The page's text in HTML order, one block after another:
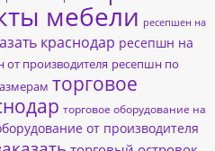
мебели ресепшен на
краснодар ресепшн на
от производителя ресепшн по
торговое
торговое оборудование на
от производителя